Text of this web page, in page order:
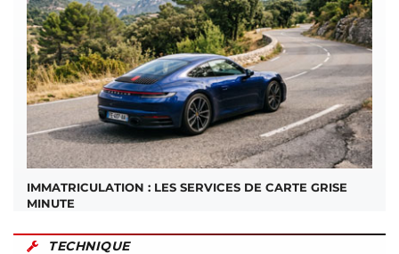
IMMATRICULATION : LES SERVICES DE CARTE GRISE
MINUTE
TECHNIQUE